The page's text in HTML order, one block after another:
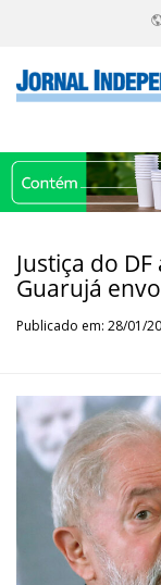
Justiça do
Guarujá
Publicado em: 28/01/